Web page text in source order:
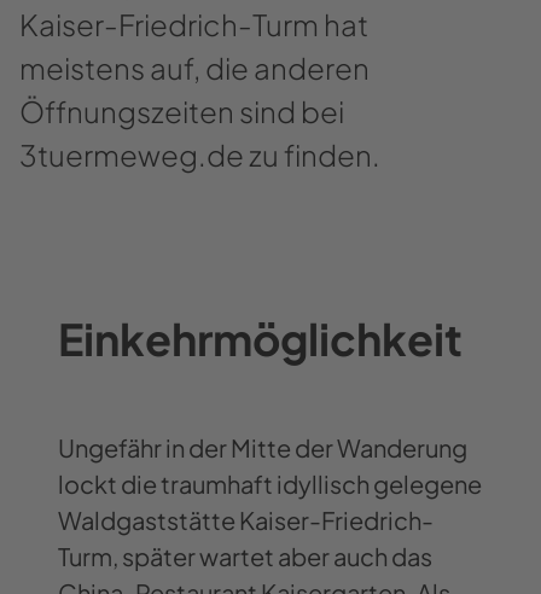
Kaiser-Friedrich-Turm hat
meistens auf, die anderen
Öffnungszeiten sind bei
3tuermeweg.de zu finden.
Einkehrmöglichkeit
Ungefähr in der Mitte der Wanderung
lockt die traumhaft idyllisch gelegene
Waldgaststätte Kaiser-Friedrich-
Turm, später wartet aber auch das